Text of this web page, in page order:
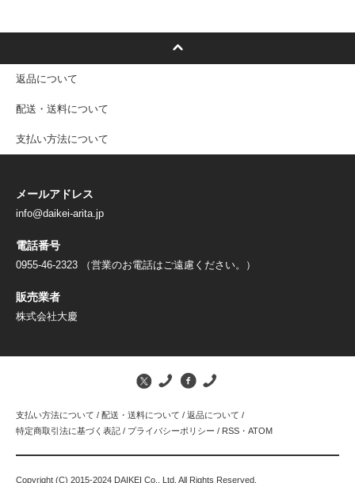
返品について
配送・送料について
支払い方法について
メールアドレス
info@daikei-arita.jp
電話番号
0955-46-2323 （営業のお電話はご遠慮ください。）
販売業者
株式会社大慶
支払い方法について / 配送・送料について / 返品について /
特定商取引法に基づく表記 / プライバシーポリシー / RSS ・ ATOM
Copyright (C) 2015-2024 DAIKEI Co., Ltd. All Rights Reserved.